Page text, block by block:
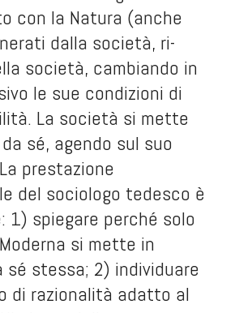
con la Natura (anche
dalla società, ri-
società, cambiando in
le sue condizioni di
La società si mette
sé, agendo sul suo
prestazione
del sociologo tedesco è
1) spiegare perché solo
si mette in
sé stessa; 2) individuare
di razionalità adatto al